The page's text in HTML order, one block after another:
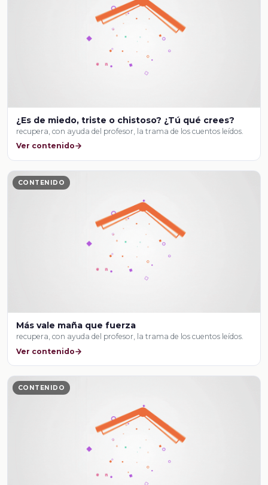
¿Es de miedo, triste o chistoso? ¿Tú qué crees?
recupera, con ayuda del profesor, la trama de los cuentos leídos.
Ver contenido
CONTENIDO
Más vale maña que fuerza
recupera, con ayuda del profesor, la trama de los cuentos leídos.
Ver contenido
CONTENIDO